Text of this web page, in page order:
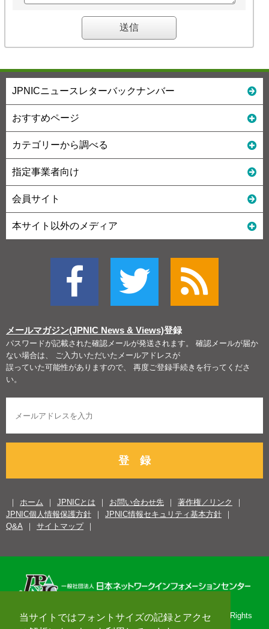
当サイトではフォントサイズの記録とアクセ
JPNICニュースレターバックナンバー
おすすめページ
カテゴリーから調べる
指定事業者向け
会員サイト
本サイト以外のメディア
メールマガジン(JPNIC News & Views)登録
パスワードが記載された確認メールが発送されます。 確認メールが届か
ない場合は、 ご入力いただいたメールアドレスが
誤っていた可能性がありますので、 再度ご登録手続きを行ってくださ
い。
登 録
ホーム JPNICとは お問い合わせ先
著作権／リンク
JPNIC個人情報保護方針
JPNIC情報セキュリティ基本方針
Q&A
サイトマップ
Copyright© 1996-2026 Japan Network Information Center. All Rights